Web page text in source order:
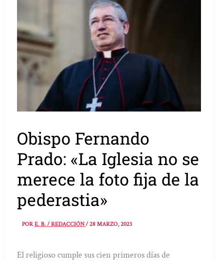
Obispo Fernando
Prado: «La Iglesia no se
merece la foto fija de la
pederastia»
PORE. B. / REDACCIÓN/28 MARZO, 2023
El religioso cumple sus cien primeros días de